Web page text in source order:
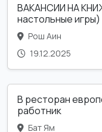
ВАКАНСИИ НА
настольные игры)
Рош Аин
19.12.2025
В ресторан
работник
Бат Ям